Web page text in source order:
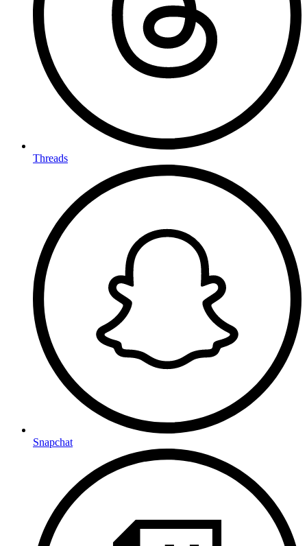
Threads
Snapchat